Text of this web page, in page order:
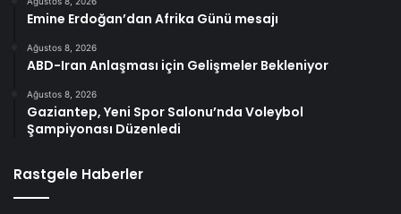
Emine Erdoğan’dan Afrika Günü mesajı
Ağustos 8, 2026
ABD-Iran Anlaşması için Gelişmeler Bekleniyor
Ağustos 8, 2026
Gaziantep, Yeni Spor Salonu’nda Voleybol
Şampiyonası Düzenledi
Rastgele Haberler